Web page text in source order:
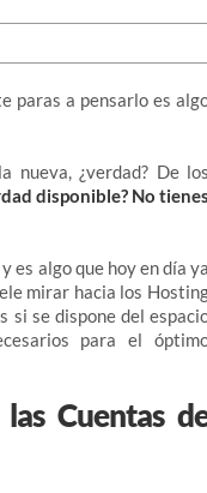
paras a pensarlo es
nueva, ¿verdad? De los
disponible? No tienes
es algo que hoy en día ya
mirar hacia los
si se dispone del
para el
Cuentas